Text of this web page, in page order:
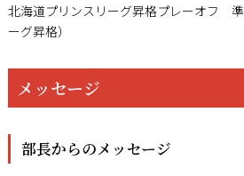
北海道プリンスリーグ昇格プレーオフ
ーグ昇格）
メッセージ
部長からのメッセージ